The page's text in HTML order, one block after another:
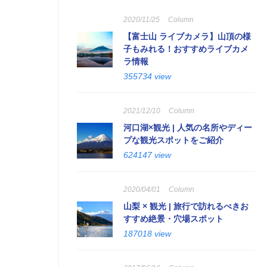
2020/11/25 Column
【富士山 ライブカメラ】山頂の様
子もみれる！おすすめライブカメ
ラ情報
355734 view
2021/12/10 Column
河口湖×観光 | 人気の名所やディー
プな観光スポットをご紹介
624147 view
2020/04/01 Column
山梨 × 観光 | 旅行で訪れるべきお
すすめ絶景・穴場スポット
187018 view